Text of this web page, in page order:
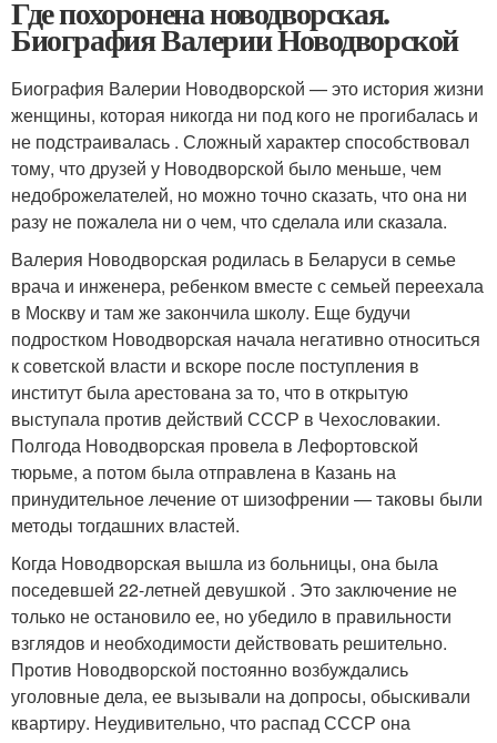
Где похоронена новодворская.
Биография Валерии Новодворской
Биография Валерии Новодворской — это история жизни
женщины, которая никогда ни под кого не прогибалась и
не подстраивалась . Сложный характер способствовал
тому, что друзей у Новодворской было меньше, чем
недоброжелателей, но можно точно сказать, что она ни
разу не пожалела ни о чем, что сделала или сказала.
Валерия Новодворская родилась в Беларуси в семье
врача и инженера, ребенком вместе с семьей переехала
в Москву и там же закончила школу. Еще будучи
подростком Новодворская начала негативно относиться
к советской власти и вскоре после поступления в
институт была арестована за то, что в открытую
выступала против действий СССР в Чехословакии.
Полгода Новодворская провела в Лефортовской
тюрьме, а потом была отправлена в Казань на
принудительное лечение от шизофрении — таковы были
методы тогдашних властей.
Когда Новодворская вышла из больницы, она была
поседевшей 22-летней девушкой . Это заключение не
только не остановило ее, но убедило в правильности
взглядов и необходимости действовать решительно.
Против Новодворской постоянно возбуждались
уголовные дела, ее вызывали на допросы, обыскивали
квартиру. Неудивительно, что распад СССР она